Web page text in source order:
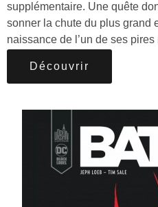
supplémentaire. Une quête
sonner la chute du plus grand
naissance de l’un de ses
Découvrir